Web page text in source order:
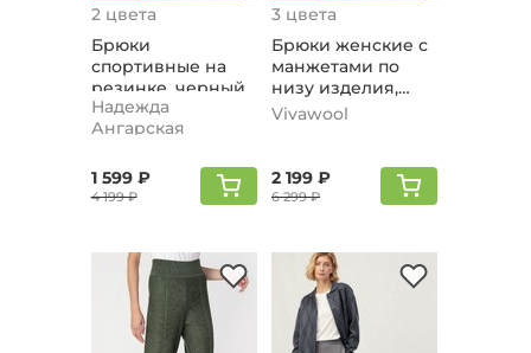
2 цвета
Брюки
спортивные на
резинке, черный
Надежда
Ангарская
1 599 ₽
4 199 ₽
3 цвета
Брюки женские с
манжетами по
низу изделия,
черный
Vivawool
2 199 ₽
6 299 ₽